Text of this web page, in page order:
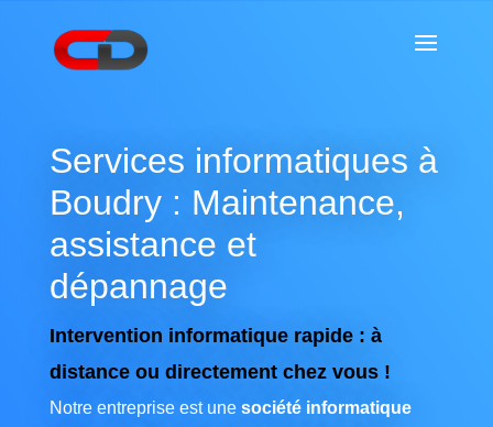
Services informatiques à
Boudry : Maintenance,
assistance et
dépannage
Intervention informatique rapide : à
distance ou directement chez vous !
Notre entreprise est une société informatique